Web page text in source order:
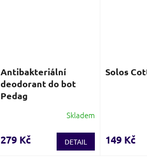
Antibakteriální
deodorant do bot
Pedag
produktu
je
Skladem
279 Kč DETAIL
Solos
149 Kč